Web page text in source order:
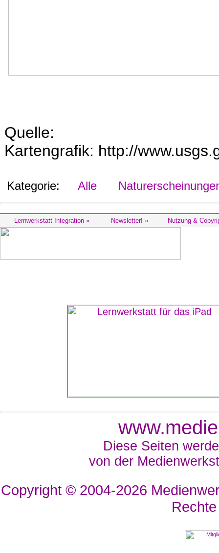
Quelle:
Kartengrafik: http://
Kategorie: Alle
Lernwerkstatt Integration » Newsletter! » Nutzung &
Diese Seiten
von der
Copyright © 2004-2026